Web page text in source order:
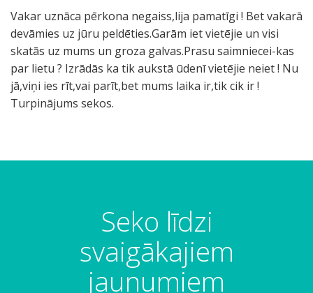
Vakar uznāca pērkona negaiss,lija pamatīgi ! Bet vakarā
devāmies uz jūru peldēties.Garām iet vietējie un visi
skatās uz mums un groza galvas.Prasu saimniecei-kas
par lietu ? Izrādās ka tik aukstā ūdenī vietējie neiet ! Nu
jā,viņi ies rīt,vai parīt,bet mums laika ir,tik cik ir !
Turpinājums sekos.
Seko līdzi
svaigākajiem
jaunumiem